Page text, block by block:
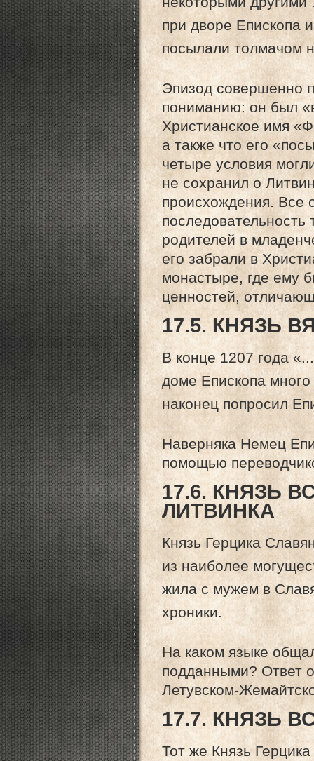
при дворе Епископа
посылали толмачом
Эпизод совершенно
пониманию: он был
Христианское имя
а также что его
четыре условия
не сохранил о
происхождения. Все
последовательность
родителей в
его забрали в
монастыре, где ему
ценностей,
17.5. КНЯЗЬ
В конце 1207 года
доме Епископа
наконец попросил
Наверняка Немец
помощью
17.6. КНЯЗЬ
ЛИТВИНКА
Князь Герцика
из наиболее
жила с мужем в
хроники.
На каком языке
подданными? Ответ
Летувском-
17.7. КНЯЗЬ
Тот же Князь